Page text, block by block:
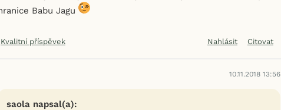
Babu Jagu
Kvalitní příspěvek Nahlásit Citovat
10.11.2018 13:56
saola napsal(a):